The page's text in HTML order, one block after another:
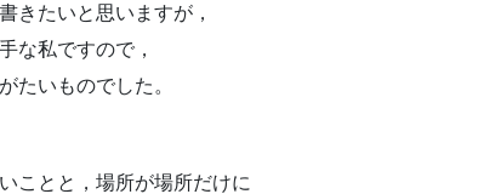
きたいと思いますが，
な私ですので，
たいものでした。
ことと，場所が場所だけに